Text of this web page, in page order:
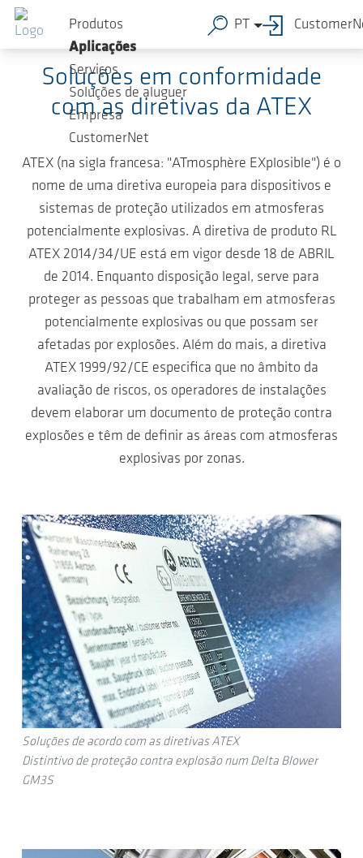
Ir para o conteúdo principal
Produtos
Aplicações
Serviços
Soluções de aluguer
Empresa
CustomerNet
PT
Do lado seguro com a AERZEN
Soluções em conformidade
com as diretivas da ATEX
ATEX (na sigla francesa: "ATmosphère EXplosible") é o
nome de uma diretiva europeia para dispositivos e
sistemas de proteção utilizados em atmosferas
potencialmente explosivas. A diretiva de produto RL
ATEX 2014/34/UE está em vigor desde 18 de ABRIL
de 2014. Enquanto disposição legal, serve para
proteger as pessoas que trabalham em atmosferas
potencialmente explosivas ou que possam ser
afetadas por explosões. Além do mais, a diretiva
ATEX 1999/92/CE especifica que no âmbito da
avaliação de riscos, os operadores de instalações
devem elaborar um documento de proteção contra
explosões e têm de definir as áreas com atmosferas
explosivas por zonas.
Soluções de acordo com as diretivas ATEX
Distintivo de proteção contra explosão num Delta Blower
GM3S